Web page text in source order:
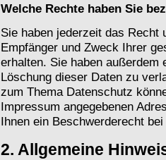
Welche Rechte haben Sie
Sie haben jederzeit das Recht
Empfänger und Zweck Ihrer
erhalten. Sie haben außerdem
Löschung dieser Daten zu
zum Thema Datenschutz
Impressum angegebenen
Ihnen ein Beschwerderecht
2. Allgemeine